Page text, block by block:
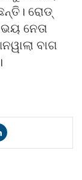
ରୋଡ୍
ନେତା
ବାଗ